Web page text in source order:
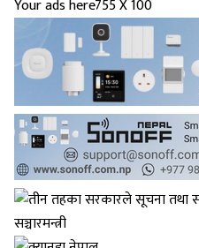
Your ads here755 X 100